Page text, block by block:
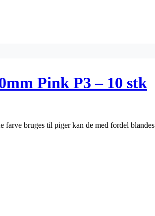
Pink P3 – 10 stk
bruges til piger kan de med fordel blandes